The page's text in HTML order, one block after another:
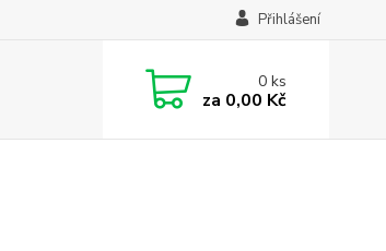
Přihlášení
0ks
za 0,00 Kč